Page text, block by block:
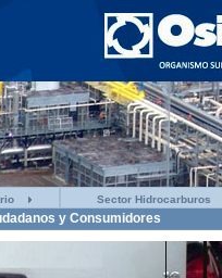
Sector Hidrocarburos
y Consumidores